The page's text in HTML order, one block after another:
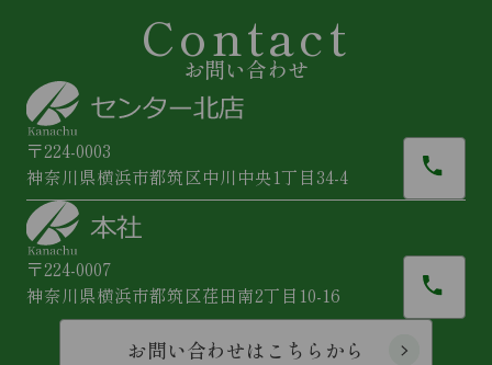
Contact
お問い合わせ
〒224-0003
神奈川県横浜市都筑区中川中央1丁目34-4
〒224-0007
神奈川県横浜市都筑区荏田南2丁目10-16
お問い合わせはこちらから